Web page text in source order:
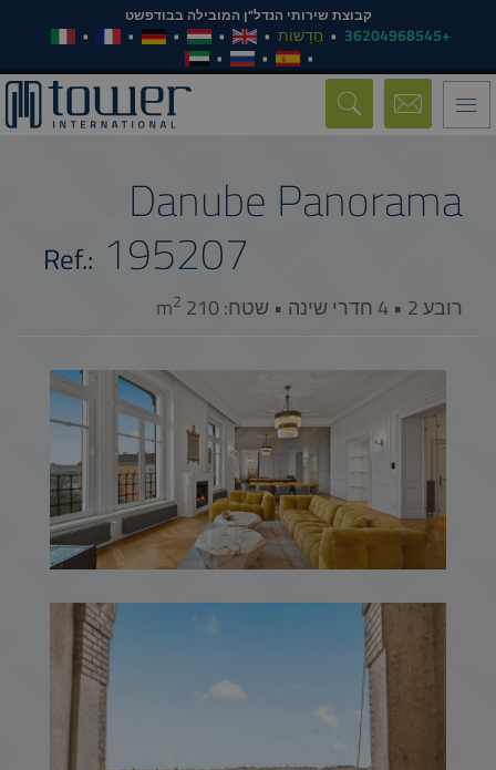
קבוצת שירותי הנדל"ן המובילה בבודפשט
+36204968545 חֲדָשׁוֹת
Toggle
navigation
Danube Panorama
Ref.: 195207
רובע 2 • 4 חדרי שינה • שטח: 210 m 2